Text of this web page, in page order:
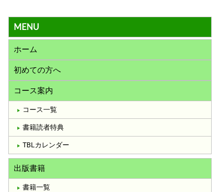
MENU
ホーム
初めての方へ
コース案内
コース一覧
書籍読者特典
TBLカレンダー
出版書籍
書籍一覧